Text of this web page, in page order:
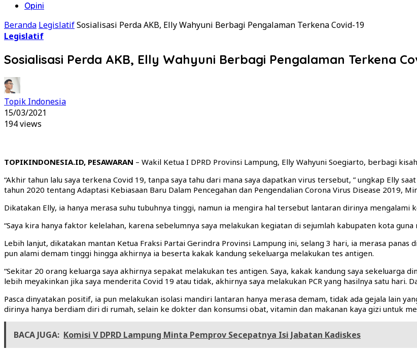
Opini
Beranda LegislatifSosialisasi Perda AKB, Elly Wahyuni Berbagi Pengalaman Terkena Covid-19
Legislatif
Sosialisasi Perda AKB, Elly Wahyuni Berbagi Pengalaman Terkena
Topik Indonesia
15/03/2021
194 views
TOPIKINDONESIA.ID, PESAWARAN – Wakil Ketua I DPRD Provinsi Lampung, Elly Wahyuni Soegiarto, berbagi
“Akhir tahun lalu saya terkena Covid 19, tanpa saya tahu dari mana saya dapatkan virus tersebut, ” ungkap Elly
tahun 2020 tentang Adaptasi Kebiasaan Baru Dalam Pencegahan dan Pengendalian Corona Virus Disease 2019,
Dikatakan Elly, ia hanya merasa suhu tubuhnya tinggi, namun ia mengira hal tersebut lantaran dirinya
“Saya kira hanya faktor kelelahan, karena sebelumnya saya melakukan kegiatan di sejumlah kabupaten kota guna
Lebih lanjut, dikatakan mantan Ketua Fraksi Partai Gerindra Provinsi Lampung ini, selang 3 hari, ia merasa
pun alami demam tinggi hingga akhirnya ia beserta kakak kandung sekeluarga melakukan tes antigen.
“Sekitar 20 orang keluarga saya akhirnya sepakat melakukan tes antigen. Saya, kakak kandung saya sekeluarga
lebih meyakinkan jika saya menderita Covid 19 atau tidak, akhirnya saya melakukan PCR yang hasilnya satu hari.
Pasca dinyatakan positif, ia pun melakukan isolasi mandiri lantaran hanya merasa demam, tidak ada gejala lain
dirinya hanya berdiam diri di rumah, selain ke dokter dan konsumsi obat, vitamin dan makanan kaya gizi untuk
BACA JUGA: Komisi V DPRD Lampung Minta Pemprov Secepatnya Isi Jabatan Kadiskes